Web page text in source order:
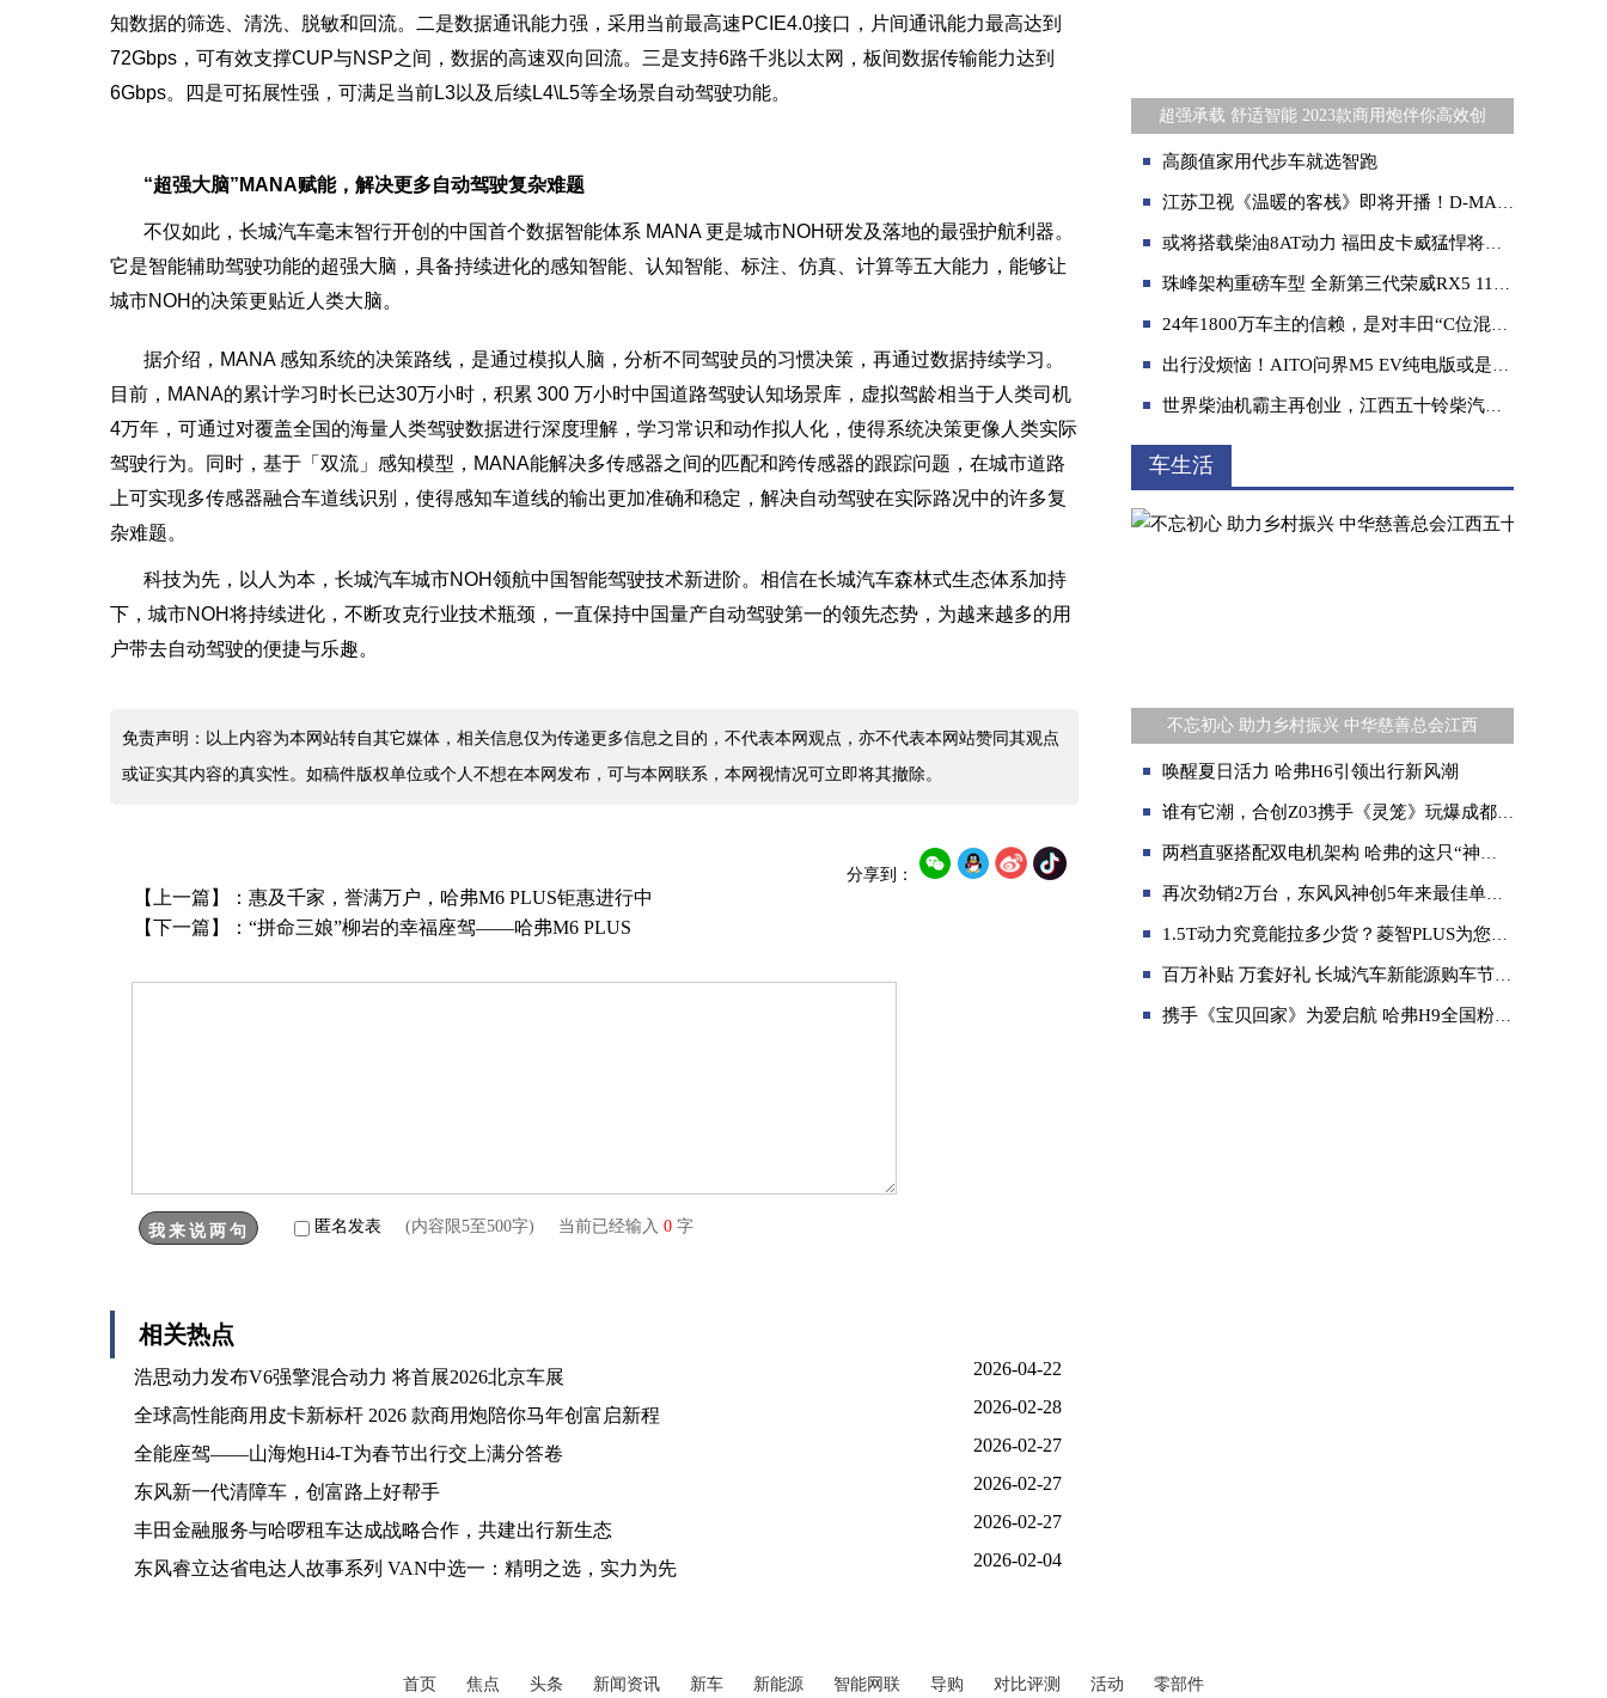
知数据的筛选、清洗、脱敏和回流。二是数据通讯能力强，采用当前最高速PCIE4.0接口，片间通讯能力最高达到
72Gbps，可有效支撑CUP与NSP之间，数据的高速双向回流。三是支持6路千兆以太网，板间数据传输能力达到
6Gbps。四是可拓展性强，可满足当前L3以及后续L4\L5等全场景自动驾驶功能。
“超强大脑”MANA赋能，解决更多自动驾驶复杂难题
不仅如此，长城汽车毫末智行开创的中国首个数据智能体系 MANA 更是城市NOH研发及落地的最强护航利器。
它是智能辅助驾驶功能的超强大脑，具备持续进化的感知智能、认知智能、标注、仿真、计算等五大能力，能够让
城市NOH的决策更贴近人类大脑。
据介绍，MANA 感知系统的决策路线，是通过模拟人脑，分析不同驾驶员的习惯决策，再通过数据持续学习。
目前，MANA的累计学习时长已达30万小时，积累 300 万小时中国道路驾驶认知场景库，虚拟驾龄相当于人类司机
4万年，可通过对覆盖全国的海量人类驾驶数据进行深度理解，学习常识和动作拟人化，使得系统决策更像人类实际
驾驶行为。同时，基于「双流」感知模型，MANA能解决多传感器之间的匹配和跨传感器的跟踪问题，在城市道路
上可实现多传感器融合车道线识别，使得感知车道线的输出更加准确和稳定，解决自动驾驶在实际路况中的许多复
杂难题。
科技为先，以人为本，长城汽车城市NOH领航中国智能驾驶技术新进阶。相信在长城汽车森林式生态体系加持
下，城市NOH将持续进化，不断攻克行业技术瓶颈，一直保持中国量产自动驾驶第一的领先态势，为越来越多的用
户带去自动驾驶的便捷与乐趣。
免责声明：以上内容为本网站转自其它媒体，相关信息仅为传递更多信息之目的，不代表本网观点，亦不代表本网站赞同其观点
或证实其内容的真实性。如稿件版权单位或个人不想在本网发布，可与本网联系，本网视情况可立即将其撤除。
分享到：
【上一篇】： 惠及千家，誉满万户，哈弗M6 PLUS钜惠进行中
【下一篇】： “拼命三娘”柳岩的幸福座驾——哈弗M6 PLUS
匿名发表 (内容限5至500字) 当前已经输入 0 字
相关热点
浩思动力发布V6强擎混合动力 将首展2026北京车展 2026-04-22
全球高性能商用皮卡新标杆 2026 款商用炮陪你马年创富启新程 2026-02-28
全能座驾——山海炮Hi4-T为春节出行交上满分答卷 2026-02-27
东风新一代清障车，创富路上好帮手 2026-02-27
丰田金融服务与哈啰租车达成战略合作，共建出行新生态 2026-02-27
东风睿立达省电达人故事系列 VAN中选一：精明之选，实力为先 2026-02-04
超强承载 舒适智能 2023款商用炮伴你高效创
高颜值家用代步车就选智跑
江苏卫视《温暖的客栈》即将开播！D-MAX V-CROSS助力开启暖暖之旅
或将搭载柴油8AT动力 福田皮卡威猛悍将路试谍照流出
珠峰架构重磅车型 全新第三代荣威RX5 11.79万起上市即交付
24年1800万车主的信赖，是对丰田“C位混动”最好的诠释
出行没烦恼！AITO问界M5 EV纯电版或是最优选择
世界柴油机霸主再创业，江西五十铃柴汽并举战略发布
车生活
​不忘初心 助力乡村振兴 中华慈善总会江西
唤醒夏日活力 哈弗H6引领出行新风潮
谁有它潮，合创Z03携手《灵笼》玩爆成都车展
两档直驱搭配双电机架构 哈弗的这只“神兽”大有来头
再次劲销2万台，东风风神创5年来最佳单月销量！
1.5T动力究竟能拉多少货？菱智PLUS为您揭晓答案
百万补贴 万套好礼 长城汽车新能源购车节-11.11狂欢购邀您共赴
携手《宝贝回家》为爱启航 哈弗H9全国粉丝纵贯中国之旅发车
首页 焦点 头条 新闻资讯 新车 新能源 智能网联 导购 对比评测 活动 零部件